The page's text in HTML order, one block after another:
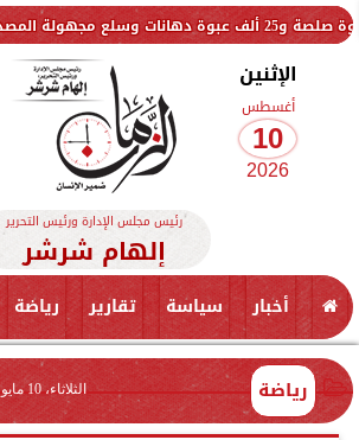
الإثنين
أغسطس
10
2026
رئيس مجلس الإدارة ورئيس التحرير
إلهام شرشر
أخبار سياسة تقارير رياضة
رياضة الثلاثاء، 10 مايو 2022